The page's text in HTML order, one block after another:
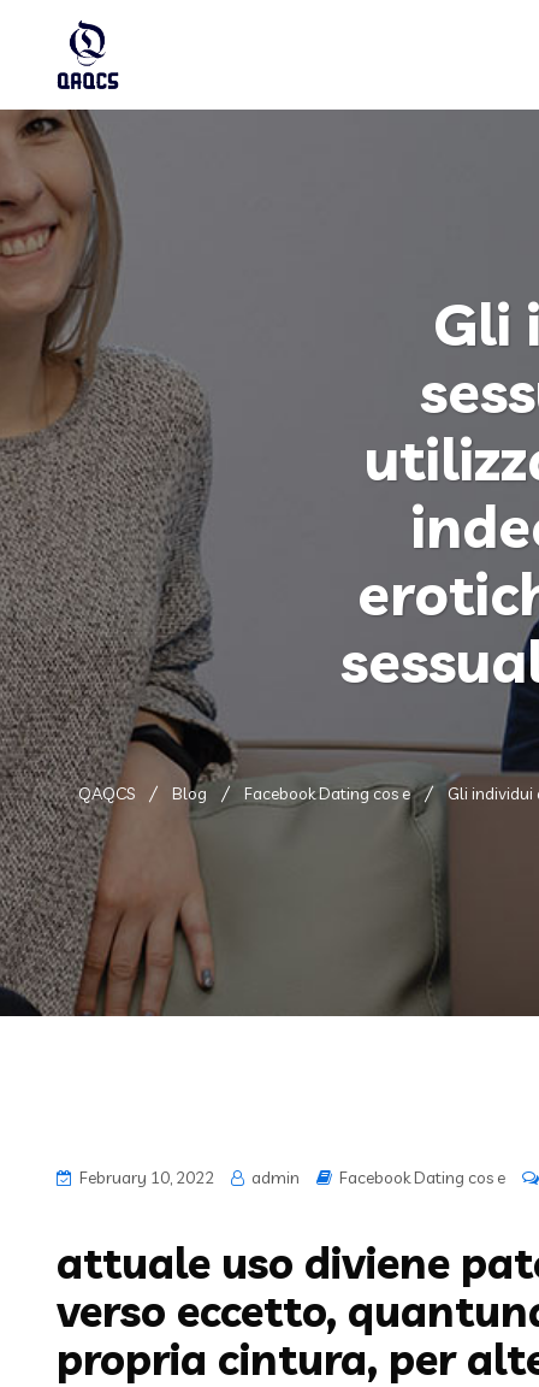
Gli
QAQCS Blog Facebook Dating cos e
Gli individui
February 10, 2022 admin Facebook Dating cos e
attuale uso diviene
verso eccetto,
propria cintura, per